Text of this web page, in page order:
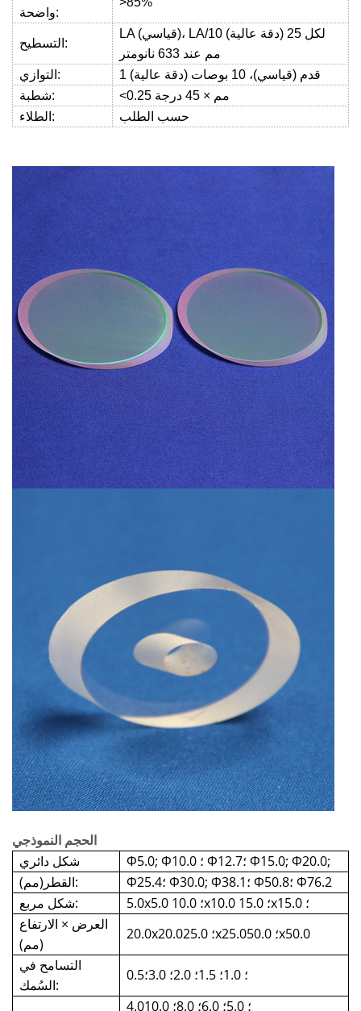
واضحة:
التسطيح:
LA (قياسي)، LA/10 (دقة عالية) لكل 25
مم عند 633 نانومتر
التوازي:
1 قدم (قياسي)، 10 بوصات (دقة عالية)
شطبة:
<0.25 مم × 45 درجة
الطلاء:
حسب الطلب
الحجم النموذجي
شكل دائري
Φ5.0; Φ10.0 ؛ Φ12.7؛ Φ15.0; Φ20.0;
القطر(مم):
Φ25.4؛ Φ30.0; Φ38.1؛ Φ50.8؛ Φ76.2
شكل مربع:
5.0x5.0 ؛ 10.0x10.0 ؛ 15.0x15.0 ؛
العرض × الارتفاع
(مم)
20.0x20.0؛ 25.0x25.0؛ 50.0x50.0
التسامح في
السُمك:
0.5؛ 1.0؛ 1.5؛ 2.0؛ 3.0؛
4.0؛ 5.0؛ 6.0؛ 8.0؛ 10.0